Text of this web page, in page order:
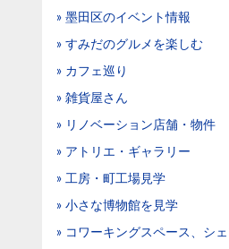
» 墨田区のイベント情報
» すみだのグルメを楽しむ
» カフェ巡り
» 雑貨屋さん
» リノベーション店舗・物件
» アトリエ・ギャラリー
» 工房・町工場見学
» 小さな博物館を見学
» コワーキングスペース、シ